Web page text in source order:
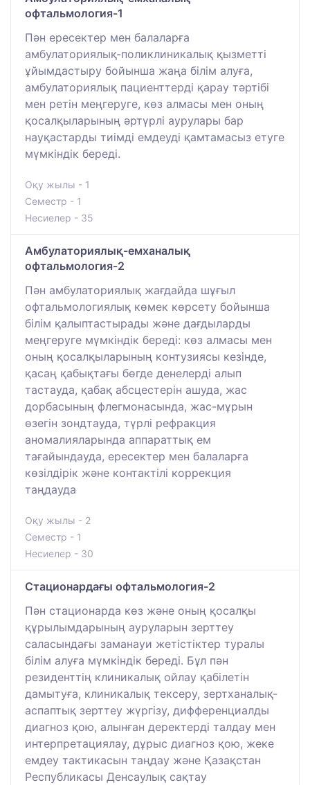
офтальмология-1
Пән ересектер мен балаларға
амбулаториялық-поликлиникалық қызметті
ұйымдастыру бойынша жаңа білім алуға,
амбулаториялық пациенттерді қарау тәртібі
мен ретін меңгеруге, көз алмасы мен оның
қосалқыларының әртүрлі аурулары бар
науқастарды тиімді емдеуді қамтамасыз етуге
мүмкіндік береді.
Оқу жылы - 1
Семестр - 1
Несиелер - 35
Амбулаториялық-емханалық
офтальмология-2
Пән амбулаториялық жағдайда шұғыл
офтальмологиялық көмек көрсету бойынша
білім қалыптастырады және дағдыларды
меңгеруге мүмкіндік береді: көз алмасы мен
оның қосалқыларының контузиясы кезінде,
қасаң қабықтағы бөгде денелерді алып
тастауда, қабақ абсцестерін ашуда, жас
дорбасының флегмонасында, жас-мұрын
өзегін зондтауда, түрлі рефракция
аномалияларында аппараттық ем
тағайындауда, ересектер мен балаларға
көзілдірік және контактілі коррекция
таңдауда
Оқу жылы - 2
Семестр - 1
Несиелер - 30
Стационардағы офтальмология-2
Пән стационарда көз және оның қосалқы
құрылымдарының ауруларын зерттеу
саласындағы заманауи жетістіктер туралы
білім алуға мүмкіндік береді. Бұл пән
резиденттің клиникалық ойлау қабілетін
дамытуға, клиникалық тексеру, зертханалық-
аспаптық зерттеу жүргізу, дифференциалды
диагноз қою, алынған деректерді талдау мен
интерпретациялау, дұрыс диагноз қою, жеке
емдеу тактикасын таңдау және Қазақстан
Республикасы Денсаулық сақтау